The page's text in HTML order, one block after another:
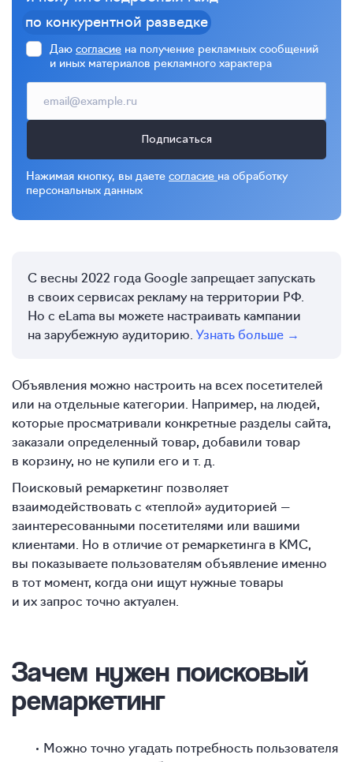
по конкурентной разведке
Даю согласие на получение рекламных сообщений
и иных материалов рекламного характера
Подписаться
Нажимая кнопку, вы даете согласие на обработку
персональных данных
С весны 2022 года Google запрещает запускать
в своих сервисах рекламу на территории РФ.
Но с eLama вы можете настраивать кампании
на зарубежную аудиторию. Узнать больше →
Объявления можно настроить на всех посетителей
или на отдельные категории. Например, на людей,
которые просматривали конкретные разделы сайта,
заказали определенный товар, добавили товар
в корзину, но не купили его и т. д.
Поисковый ремаркетинг позволяет
взаимодействовать с «теплой» аудиторией —
заинтересованными посетителями или вашими
клиентами. Но в отличие от ремаркетинга в КМС,
вы показываете пользователям объявление именно
в тот момент, когда они ищут нужные товары
и их запрос точно актуален.
Зачем нужен поисковый
ремаркетинг
Можно точно угадать потребность пользователя